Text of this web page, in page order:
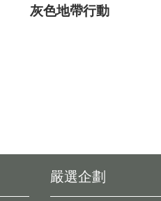
灰色地帶行動
嚴選企劃